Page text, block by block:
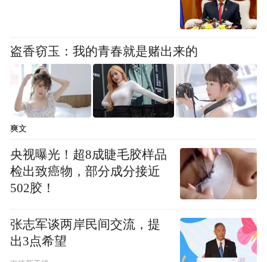
作为理想汽车
中大型增程SUV的年度升级车型
采用家庭大五座布局
WLTC纯电续航里程达343km
盗香窃玉：我的青春就是赌出来的
爽文
央视曝光！超8成睫毛胶样品
检出致癌物，部分成分接近
502胶！
张志军谈两岸民间交流，提
出3点希望